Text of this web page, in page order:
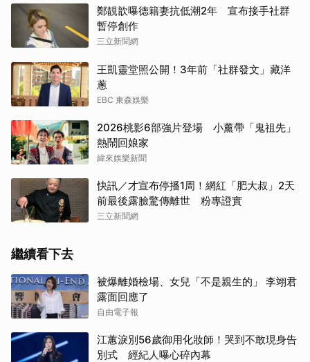
鄭靚歆曝德籍妻抗低潮2年 宣布接手社群
暫停創作
三立新聞網
王凱靈堂照公開！3年前「社群發文」藏洋
蔥
EBC 東森娛樂
2026桃影6部強片登場 小薰帶「鬼祖先」
熱鬧回娘家
緯來娛樂新聞
快訊／才宣布停播1周！網紅「肥大叔」2天
前最後露臉驚傳離世 粉專證實
三立新聞網
繼續看下去
被爆離婚檢場、女兒「不是親生的」 李翊君
露面回應了
自由電子報
江蕙淚別56歲御用化妝師！哭到不敢現身告
別式 經紀人曝心碎內幕